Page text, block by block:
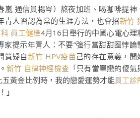
通信員楊岑）熬夜加班、喝咖啡提神
青人習認為常的生涯方法，也會招新竹
員工健檢4月16日舉行的中國心電心理
家提示年青人：不要“強行當甜甜圈悖論
質疑自新竹 HPV疫苗己的存在意義，開
新竹 自律神經檢查「只有當單戀的傻氣
黃金比例時，我的戀愛運勢才能員工診
」